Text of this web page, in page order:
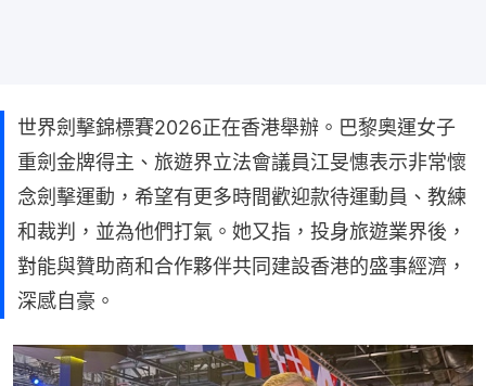
世界劍擊錦標賽2026正在香港舉辦。巴黎奧運女子
重劍金牌得主、旅遊界立法會議員江旻憓表示非常懷
念劍擊運動，希望有更多時間歡迎款待運動員、教練
和裁判，並為他們打氣。她又指，投身旅遊業界後，
對能與贊助商和合作夥伴共同建設香港的盛事經濟，
深感自豪。